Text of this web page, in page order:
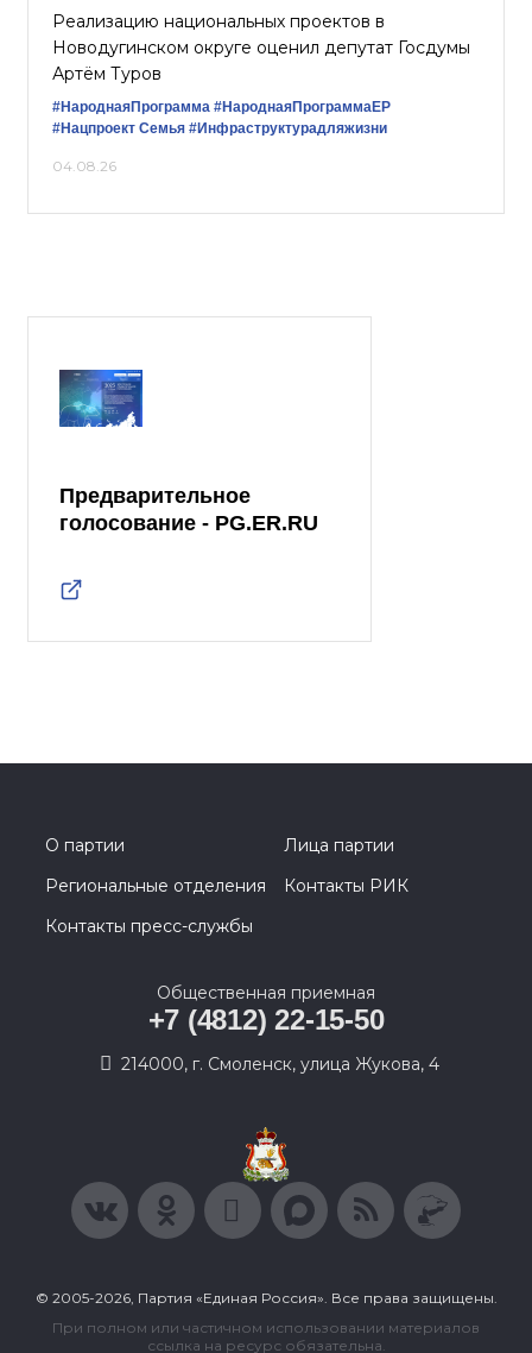
Реализацию национальных проектов в
Новодугинском округе оценил депутат Госдумы
Артём Туров
#НароднаяПрограмма #НароднаяПрограммаЕР
#Нацпроект Семья #Инфраструктурадляжизни
04.08.26
Предварительное
голосование - PG.ER.RU
О партии
Лица партии
Региональные отделения
Контакты РИК
Контакты пресс-службы
Общественная приемная
+7 (4812) 22-15-50
214000, г. Смоленск, улица Жукова, 4
© 2005-2026, Партия «Единая Россия». Все права защищены.
При полном или частичном использовании материалов
ссылка на ресурс обязательна.